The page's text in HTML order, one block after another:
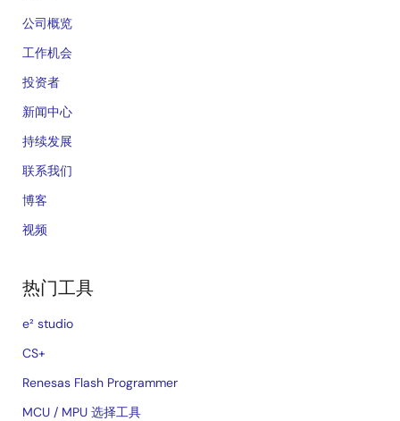
公司概览
工作机会
投资者
新闻中心
持续发展
联系我们
博客
视频
热门工具
e² studio
CS+
Renesas Flash Programmer
MCU / MPU 选择工具